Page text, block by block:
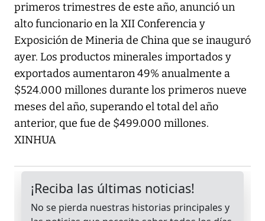
primeros trimestres de este año, anunció un
alto funcionario en la XII Conferencia y
Exposición de Mineria de China que se inauguró
ayer. Los productos minerales importados y
exportados aumentaron 49% anualmente a
$524.000 millones durante los primeros nueve
meses del año, superando el total del año
anterior, que fue de $499.000 millones.
XINHUA